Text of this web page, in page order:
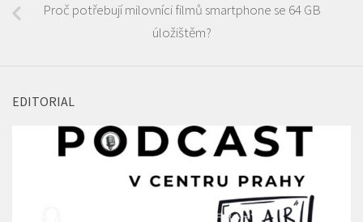
Proč potřebují milovníci filmů smartphone se 64 GB
úložištěm?
EDITORIAL